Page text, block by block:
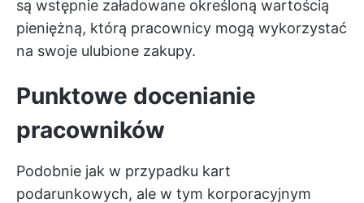
są wstępnie załadowane określoną wartością
pieniężną, którą pracownicy mogą wykorzystać
na swoje ulubione zakupy.
Punktowe docenianie
pracowników
Podobnie jak w przypadku kart
podarunkowych, ale w tym korporacyjnym